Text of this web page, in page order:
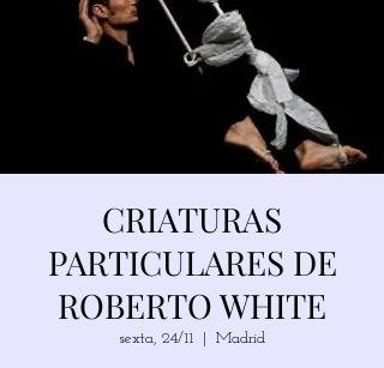
CRIATURAS
PARTICULARES DE
ROBERTO WHITE
sexta, 24/11 Madrid